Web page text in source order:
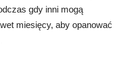
gdy inni mogą
miesięcy, aby opanować